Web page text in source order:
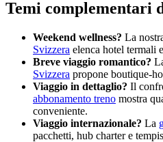
Temi complementari
Weekend wellness? La
Svizzera elenca hotel termali
Breve viaggio romantico?
Svizzera propone boutique-
Viaggio in dettaglio? Il
abbonamento treno mostra
conveniente.
Viaggio internazionale? La
pacchetti, hub charter e